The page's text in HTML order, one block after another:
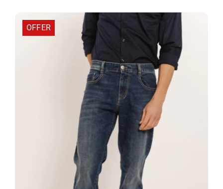
46,20 €.
OFFER